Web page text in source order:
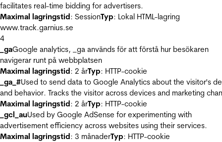
facilitates real-time bidding for advertisers.
Maximal lagringstid: SessionTyp: Lokal HTML-lagring
www.track.garnius.se
4
_gaGoogle analytics, _ga används för att förstå hur besökaren
navigerar runt på webbplatsen
Maximal lagringstid: 2 årTyp: HTTP-cookie
_ga_#Used to send data to Google Analytics about the visitor's
and behavior. Tracks the visitor across devices and marketing
Maximal lagringstid: 2 årTyp: HTTP-cookie
_gcl_auUsed by Google AdSense for experimenting with
advertisement efficiency across websites using their services.
Maximal lagringstid: 3 månaderTyp: HTTP-cookie